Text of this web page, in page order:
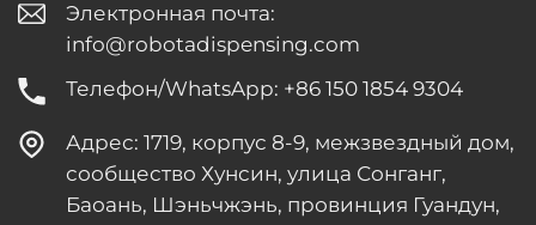
Электронная почта:
info@robotadispensing.com
Телефон/WhatsApp: +86 150 1854 9304
Адрес: 1719, корпус 8-9, межзвездный дом,
сообщество Хунсин, улица Сонганг,
Баоань, Шэньчжэнь, провинция Гуандун,